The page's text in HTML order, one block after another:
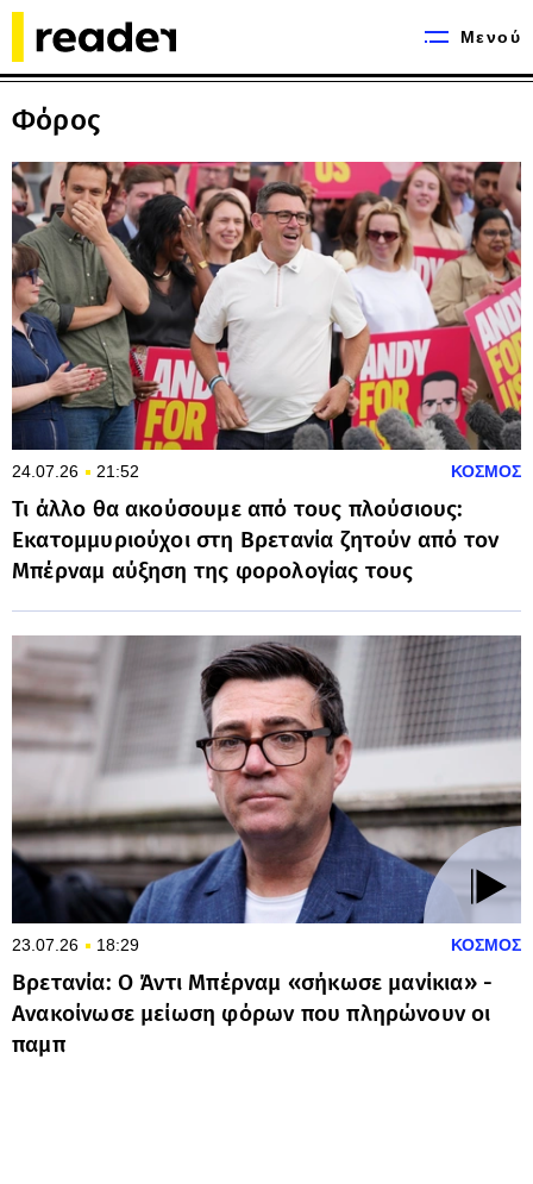
Μενού
Φόρος
24.07.26 21:52 ΚΟΣΜΟΣ
Τι άλλο θα ακούσουμε από τους πλούσιους:
Εκατομμυριούχοι στη Βρετανία ζητούν από τον
Μπέρναμ αύξηση της φορολογίας τους
23.07.26 18:29 ΚΟΣΜΟΣ
Βρετανία: Ο Άντι Μπέρναμ «σήκωσε μανίκια» -
Ανακοίνωσε μείωση φόρων που πληρώνουν οι
παμπ